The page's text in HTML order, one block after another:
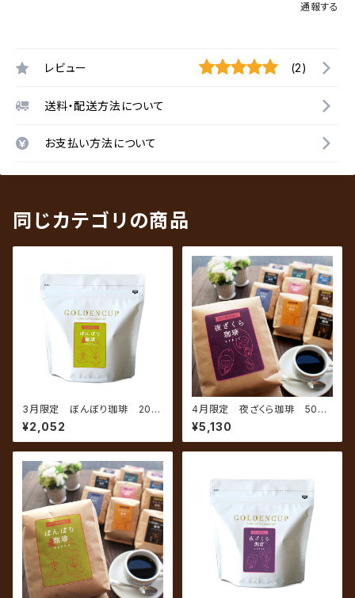
通報する
レビュー (2)
送料・配送方法について
お支払い方法について
同じカテゴリの商品
3月限定 ぼんぼり珈琲 200
g（約20杯分）
¥2,052
4月限定 夜ざくら珈琲 500g
（約50杯分）
¥5,130